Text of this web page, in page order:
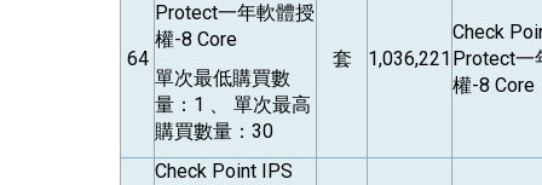
64
Protect一年軟體授
權-8 Core
單次最低購買數
量：1 、 單次最高
購買數量：30
套 1,036,221
Check
Protect一
權-8 Core
Check Point IPS